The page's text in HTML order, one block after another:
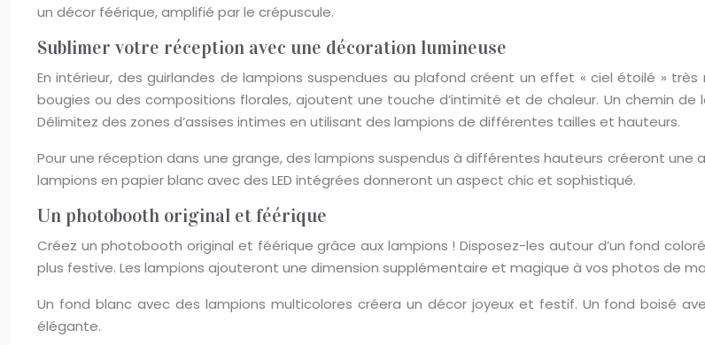
un décor féérique, amplifié par le crépuscule.
Sublimer votre réception avec une décoration lumineuse
En intérieur, des guirlandes de lampions suspendues au plafond créent un effet « ciel étoilé »
bougies ou des compositions florales, ajoutent une touche d’intimité et de chaleur. Un chemin
Délimitez des zones d’assises intimes en utilisant des lampions de différentes tailles et hauteurs.
Pour une réception dans une grange, des lampions suspendus à différentes hauteurs créeront une
lampions en papier blanc avec des LED intégrées donneront un aspect chic et sophistiqué.
Un photobooth original et féérique
Créez un photobooth original et féérique grâce aux lampions ! Disposez-les autour d’un fond
plus festive. Les lampions ajouteront une dimension supplémentaire et magique à vos photos de
Un fond blanc avec des lampions multicolores créera un décor joyeux et festif. Un fond boisé
élégante.